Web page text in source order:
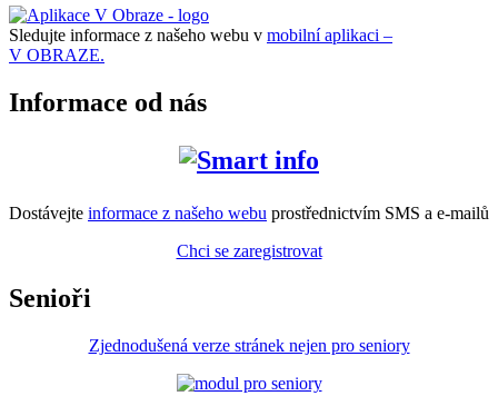
Sledujte informace z našeho webu v mobilní aplikaci –
V OBRAZE.
Informace od nás
Dostávejte informace z našeho webu prostřednictvím SMS a e-mailů
Chci se zaregistrovat
Senioři
Zjednodušená verze stránek nejen pro seniory